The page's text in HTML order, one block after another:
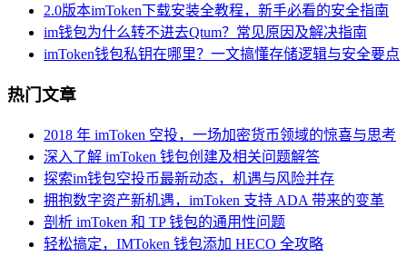
2.0版本imToken下载安装全教程，新手必看的安全指南
im钱包为什么转不进去Qtum？常见原因及解决指南
imToken钱包私钥在哪里？一文搞懂存储逻辑与安全要点
热门文章
2018 年 imToken 空投，一场加密货币领域的惊喜与思考
深入了解 imToken 钱包创建及相关问题解答
探索im钱包空投币最新动态，机遇与风险并存
拥抱数字资产新机遇，imToken 支持 ADA 带来的变革
剖析 imToken 和 TP 钱包的通用性问题
轻松搞定，IMToken 钱包添加 HECO 全攻略